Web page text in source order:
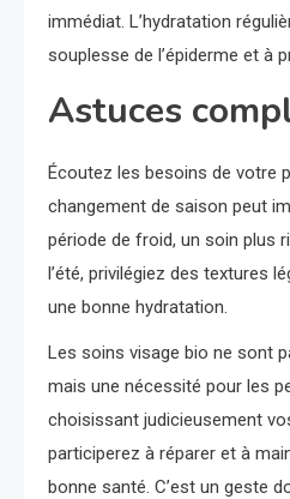
immédiat. L’hydratation
souplesse de l’épiderme et à
Astuces
Écoutez les besoins de votre
changement de saison peut
période de froid, un soin plus
l’été, privilégiez des textures
une bonne hydratation.
Les soins visage bio ne sont
mais une nécessité pour les
choisissant judicieusement
participerez à réparer et à
bonne santé. C’est un geste